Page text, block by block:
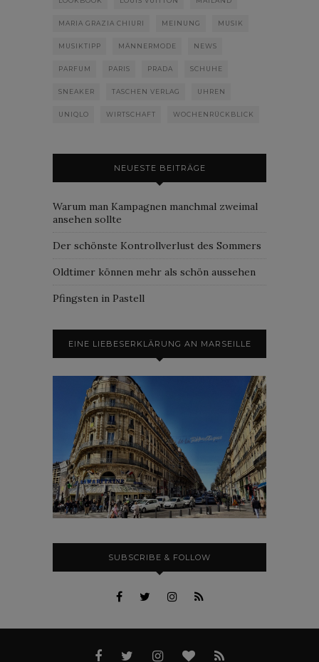
MARIA GRAZIA CHIURI MEINUNG MUSIK
MUSIKTIPP MÄNNERMODE NEWS
PARFUM PARIS PRADA SCHUHE
SNEAKER TASCHEN VERLAG UHREN
UNIQLO WIRTSCHAFT WOCHENRÜCKBLICK
NEUESTE BEITRÄGE
Warum man Kampagnen manchmal zweimal
ansehen sollte
Der schönste Kontrollverlust des Sommers
Oldtimer können mehr als schön aussehen
Pfingsten in Pastell
EINE LIEBESERKLÄRUNG AN MARSEILLE
SUBSCRIBE & FOLLOW